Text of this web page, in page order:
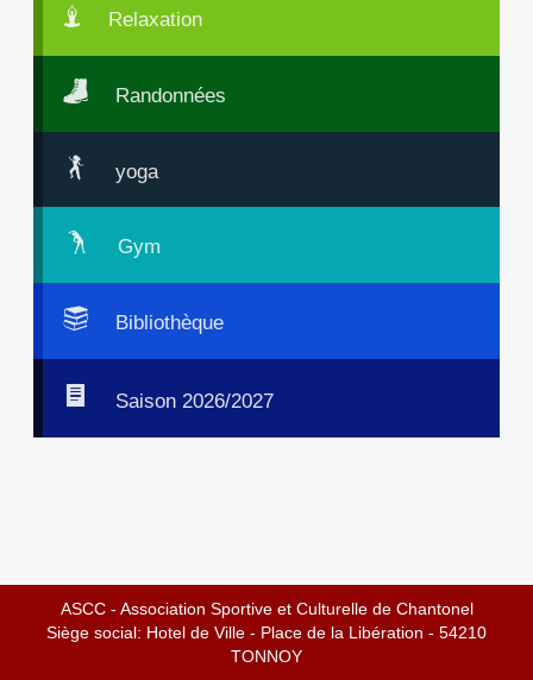
Relaxation
Randonnées
yoga
Gym
Bibliothèque
Saison 2026/2027
ASCC - Association Sportive et Culturelle de Chantonel
Siège social: Hotel de Ville - Place de la Libération - 54210
TONNOY